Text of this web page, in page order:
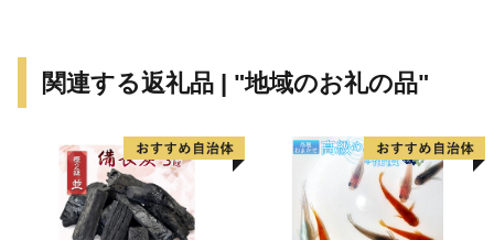
TEL：050-1707-9298（平日8：30～17：00）
E-mail：makinohara@furusato-supports.com
関連する返礼品 | "地域のお礼の品"